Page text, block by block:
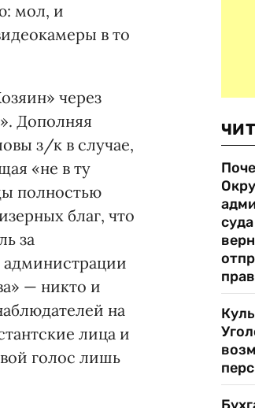
мол, и
в то
через
Дополняя
з/к в случае,
«не в ту
полностью
благ, что
за
администрации
— никто и
на
лица и
голос лишь